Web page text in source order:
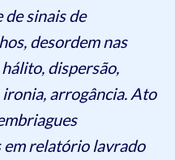
sinais de
desordem nas
dispersão,
arrogância. Ato
relatório lavrado